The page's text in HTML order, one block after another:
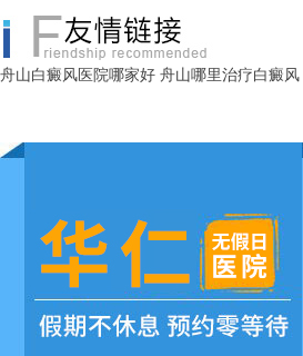
舟山白癜风医院哪家好 舟山哪里治疗白癜风